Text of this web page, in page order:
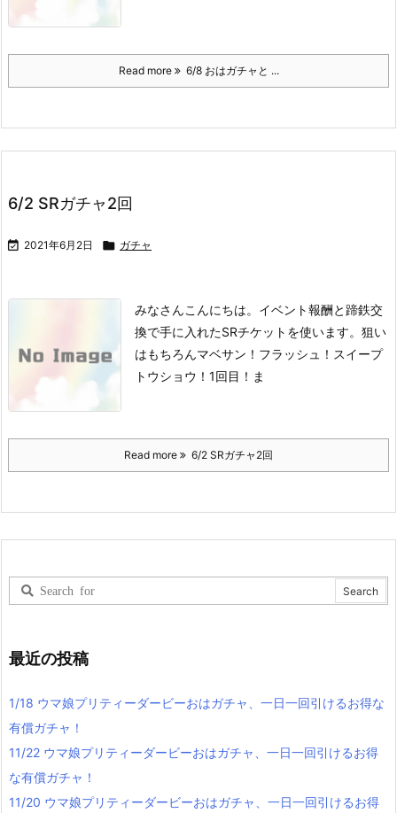
Read more 6/8 おはガチャと ...
6/2 SRガチャ2回
 2021年6月2日  ガチャ
みなさんこんにちは。 イベント報酬と蹄鉄交
換で手に入れたSRチケットを使います。 狙い
はもちろんマベサン！フラッシュ！スイープ
トウショウ！ 1回目！ ま
Read more 6/2 SRガチャ2回
最近の投稿
1/18 ウマ娘プリティーダービーおはガチャ、一日一回引けるお得な
有償ガチャ！
11/22 ウマ娘プリティーダービーおはガチャ、一日一回引けるお得
な有償ガチャ！
11/20 ウマ娘プリティーダービーおはガチャ、一日一回引けるお得